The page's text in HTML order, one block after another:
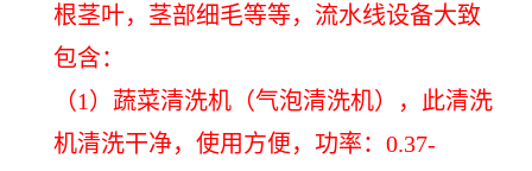
根茎叶，茎部细毛等等，流水线设备大致
包含：
（1）蔬菜清洗机（气泡清洗机），此清洗
机清洗干净，使用方便，功率：0.37-